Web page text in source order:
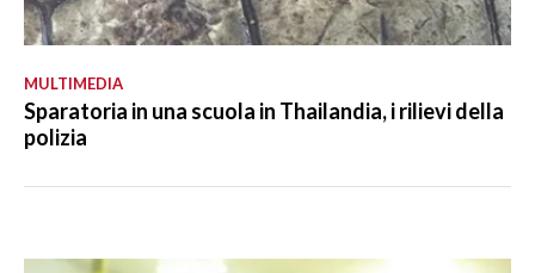
MULTIMEDIA
Sparatoria in una scuola in Thailandia, i rilievi della
polizia